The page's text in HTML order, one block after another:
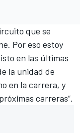
que se
Por eso estoy
en las últimas
la unidad de
en la carrera, y
carreras”.